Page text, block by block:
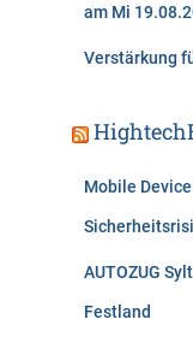
am Mi
Verstärkung
Mobile
AUTOZUG
Festland